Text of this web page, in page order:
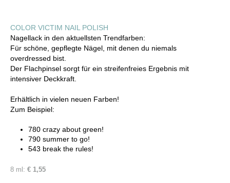
COLOR VICTIM NAIL POLISH
Nagellack in den aktuellsten Trendfarben:
Für schöne, gepflegte Nägel, mit denen du niemals
overdressed bist.
Der Flachpinsel sorgt für ein streifenfreies Ergebnis mit
intensiver Deckkraft.
Erhältlich in vielen neuen Farben!
Zum Beispiel:
780 crazy about green!
790 summer to go!
543 break the rules!
8 ml: € 1,55